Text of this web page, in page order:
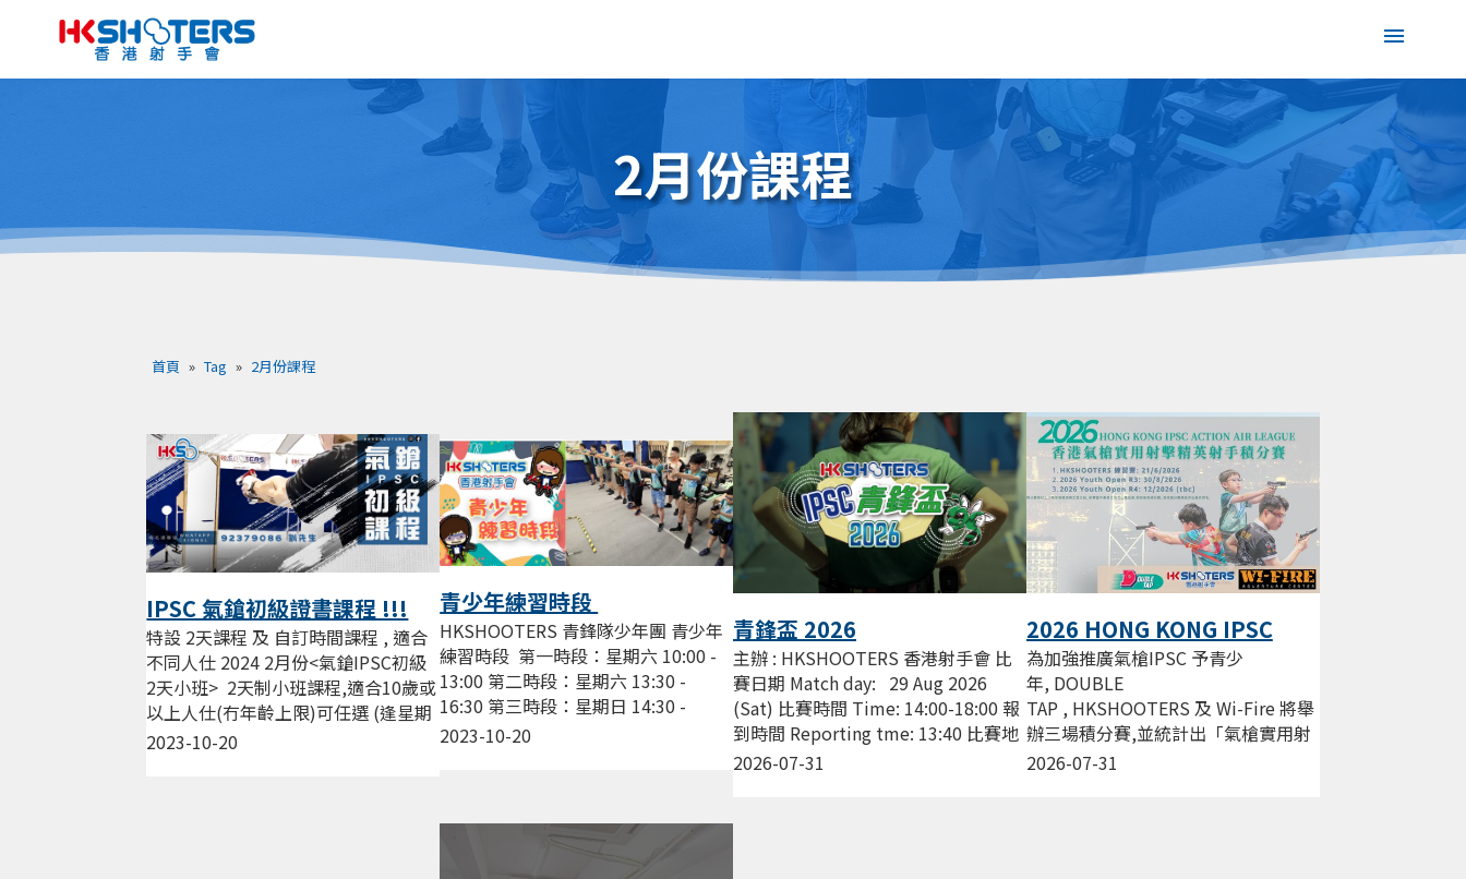
2月份課程
首頁 » Tag » 2月份課程
IPSC 氣鎗初級證書課程 !!!
2023-10-20
特設 2天課程 及 自訂時間課程 , 適合
不同人仕 2024 2月份<氣鎗IPSC初級
2天小班> 2天制小班課程,適合10歲或
以上人仕(冇年齡上限)可任選 (逢星期
三，五，六晚19:00...
青少年練習時段
2023-10-20
HKSHOOTERS 青鋒隊少年團 青少年
練習時段 第一時段：星期六 10:00 -
13:00 第二時段：星期六 13:30 -
16:30 第三時段：星期日 14:30 -
17:30 費用 : $200/節 由資深教練帶領
青鋒盃 2026
2026-07-31
主辦 : HKSHOOTERS 香港射手會 比
賽日期 Match day: 29 Aug 2026
(Sat) 比賽時間 Time: 14:00-18:00 報
到時間 Reporting tme: 13:40 比賽地
點...
2026 HONG KONG IPSC
Action AIR League
2026-07-31
為加強推廣氣槍IPSC 予青少
年, DOUBLE
TAP , HKSHOOTERS 及 Wi-Fire 將舉
辦三場積分賽,並統計出「氣槍實用射
擊精英射手」 獎項, 嘉許於2026年曾